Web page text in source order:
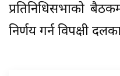
प्रतिनिधिसभाको
निर्णय गर्न विपक्षी